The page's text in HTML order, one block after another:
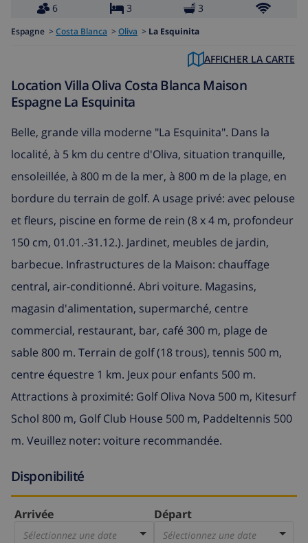
6
3 3
Espagne > Costa Blanca > Oliva > La Esquinita
AFFICHER LA CARTE
Location Villa Oliva Costa Blanca Maison
Espagne La Esquinita
Belle, grande villa moderne "La Esquinita". Dans la
localité, à 5 km du centre d'Oliva, situation tranquille,
ensoleillée, à 800 m de la mer, à 800 m de la plage, en
bordure du terrain de golf. A usage privé: avec pelouse
et fleurs, piscine en forme de rein (8 x 4 m, profondeur
150 cm, 01.01.-31.12.). Jardinet, meubles de jardin,
barbecue. Infrastructures de la Maison: chauffage
central, air-conditionné. Abri voiture. Magasins,
magasin d'alimentation, supermarché, centre
commercial, restaurant, bar, café 300 m, plage de
sable 800 m. Terrain de golf (18 trous), tennis 500 m,
centre équestre 1 km. Jeux pour enfants 500 m.
Attractions à proximité: Golf Oliva Nova 500 m, Kitesurf
Schol 800 m, Golf Club House 500 m, Paddeltennis 500
m. Veuillez noter: voiture recommandée.
Disponibilité
Arrivée
Sélectionnez une date
Départ
Sélectionnez une date